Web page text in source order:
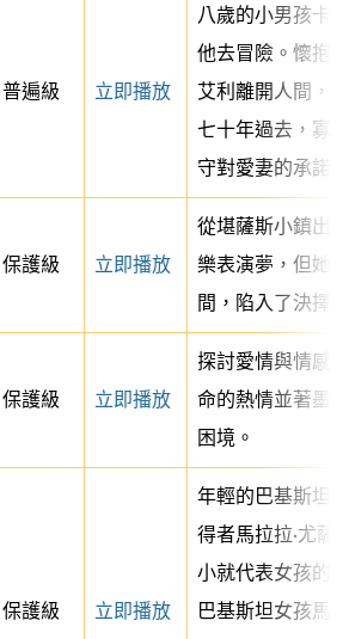
普遍級 立即播放
八歲的小男孩卡
他去冒險。懷抱
艾利離開人間，
七十年過去，寡
守對愛妻的承諾
保護級 立即播放
從堪薩斯小鎮出
樂表演夢，但她
間，陷入了決擇
保護級 立即播放
探討愛情與情感
命的熱情並著墨
困境。
保護級 立即播放
年輕的巴基斯坦
得者馬拉拉·尤薩
小就代表女孩的
巴基斯坦女孩馬